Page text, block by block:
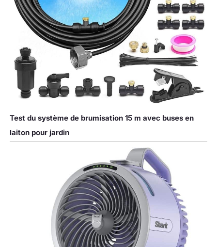
Test du système de brumisation 15 m avec buses en
laiton pour jardin